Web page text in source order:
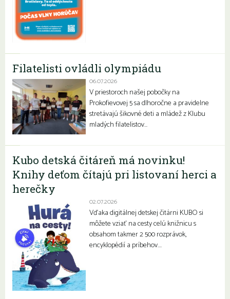
Filatelisti ovládli olympiádu
06.07.2026
V priestoroch našej pobočky na
Prokofievovej 5 sa dlhoročne a pravidelne
stretávajú šikovné deti a mládež z Klubu
mladých filatelistov…
Kubo detská čitáreň má novinku!
Knihy deťom čítajú pri listovaní herci a
herečky
02.07.2026
Vďaka digitálnej detskej čitárni KUBO si
môžete vziať na cesty celú knižnicu s
obsahom takmer 2 500 rozprávok,
encyklopédií a príbehov….